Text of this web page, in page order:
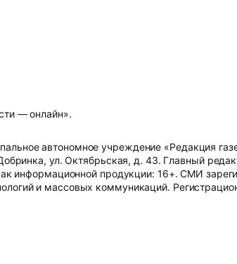
— онлайн».
автономное учреждение «Редакция
ул. Октябрьская, д. 43. Главный
информационной продукции: 16+. СМИ
и массовых коммуникаций.